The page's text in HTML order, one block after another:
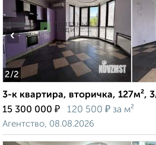
2/2
‹
3-к квартира, вторичка, 127м²,
15 300 000 ₽ 120 500 ₽ за м²
Агентство, 08.08.2026